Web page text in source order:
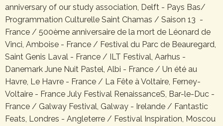
anniversary of our study association, Delft - Pays Bas/
Programmation Culturelle Saint Chamas / Saison 13 -
France / 500ème anniversaire de la mort de Léonard de
Vinci, Amboise - France / Festival du Parc de Beauregard,
Saint Genis Laval - France / ILT Festival, Aarhus -
Danemark June Nuit Pastel, Albi - France / Un été au
Havre, Le Havre - France / La Fête à Voltaire, Ferney-
Voltaire - France July Festival RenaissanceS, Bar-le-Duc -
France / Galway Festival, Galway - Irelande / Fantastic
Feats, Londres - Angleterre / Festival Inspiration, Moscou